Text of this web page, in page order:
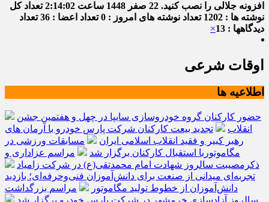
افزونه جلالی را نصب کنید. 22 صفر 1448 ساعت 2:14:03تعداد کل
نوشته ها : 1202
تعداد نوشته های امروز : 0 تعداد اعضا : 36
تعداد
دیدگاهها : 13
×
اوقات شرعی
اطلاعیه ها
حضور کارکنان گروه خودروسازی سایپا در چهل و هفتمین جشن
انقلاب
تجدید بیعت کارکنان شرکت پارس خودرو با آرمان های
رهبر کبیر و فقید انقلاب اسلامی ایران
مسابقات ورزشی در
مگاموتوربا استقبال کارکنان برگزار شد
مراسم عزاداری و
ذکرمصیبت سالروز شهادت امام محمدتقی(ع) در شرکت زامیاد
تجربه‌ای میدانی از صنعت برای دانش‌آموزان فنی‌وحرفه‌ای؛ بازدید
دانش‌آموزان از خطوط تولید مگاموتور
مراسم بزرگداشت
سالروز آزادسازی خرمشهر در شرکت پارس خودرو برگزار شد